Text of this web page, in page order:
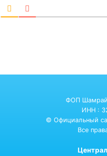
ФОП Шамрай
ИНН :
© Официальный
Все